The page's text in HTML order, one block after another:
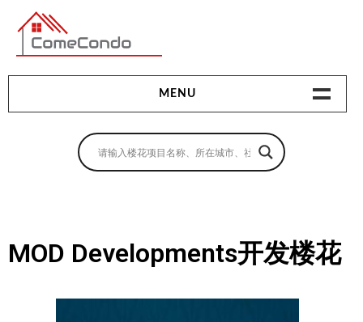
多伦多最新最全的楼花搜索引擎
MENU
地产相关
卖房指南
MOD Developments开发楼花